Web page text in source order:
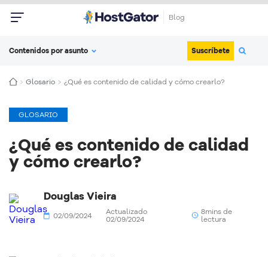
Blog
Contenidos por asunto Suscríbete
Glosario ¿Qué es contenido de calidad y cómo crearlo?
GLOSARIO
¿Qué es contenido de calidad
y cómo crearlo?
Douglas Vieira
02/09/2024
Actualizado
02/09/2024
8mins de
lectura